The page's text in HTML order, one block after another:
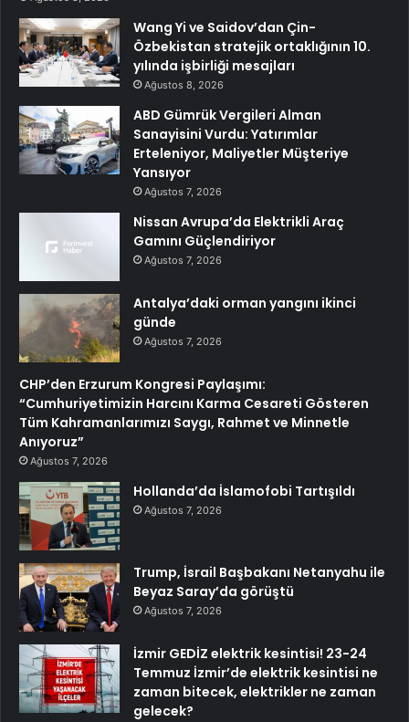
Wang Yi ve Saidov’dan Çin-
Özbekistan stratejik ortaklığının 10.
yılında işbirliği mesajları
Ağustos 8, 2026
ABD Gümrük Vergileri Alman
Sanayisini Vurdu: Yatırımlar
Erteleniyor, Maliyetler Müşteriye
Yansıyor
Ağustos 7, 2026
Nissan Avrupa’da Elektrikli Araç
Gamını Güçlendiriyor
Ağustos 7, 2026
Antalya’daki orman yangını ikinci
günde
Ağustos 7, 2026
CHP’den Erzurum Kongresi Paylaşımı:
“Cumhuriyetimizin Harcını Karma Cesareti Gösteren
Tüm Kahramanlarımızı Saygı, Rahmet ve Minnetle
Anıyoruz”
Ağustos 7, 2026
Hollanda’da İslamofobi Tartışıldı
Ağustos 7, 2026
Trump, İsrail Başbakanı Netanyahu ile
Beyaz Saray’da görüştü
Ağustos 7, 2026
İzmir GEDİZ elektrik kesintisi! 23-24
Temmuz İzmir’de elektrik kesintisi ne
zaman bitecek, elektrikler ne zaman
gelecek?